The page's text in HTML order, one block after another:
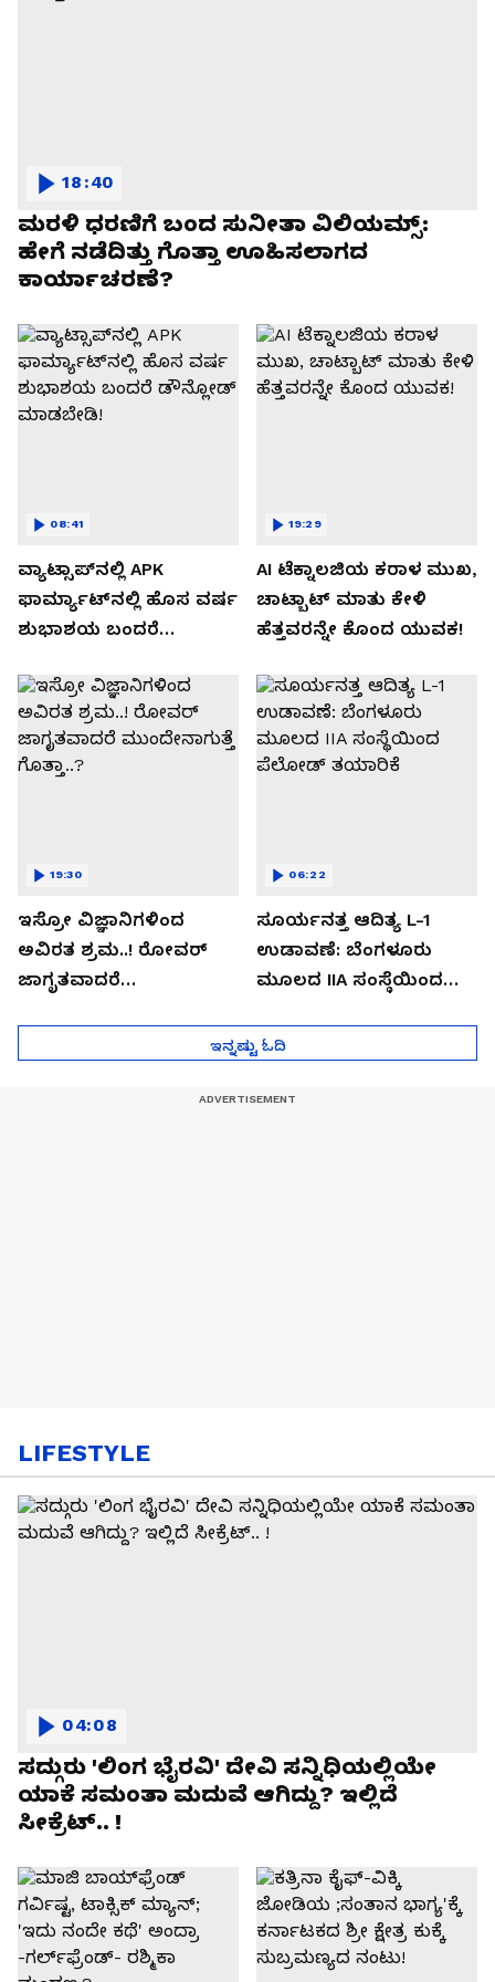
ಮರಳಿ ಧರಣಿಗೆ ಬಂದ ಸುನೀತಾ ವಿಲಿಯಮ್ಸ್:
ಹೇಗೆ ನಡೆದಿತ್ತು ಗೊತ್ತಾ ಊಹಿಸಲಾಗದ
ಕಾರ್ಯಾಚರಣೆ?
18:40
ವ್ಯಾಟ್ಸಾಪ್‌ನಲ್ಲಿ APK
ಫಾರ್ಮ್ಯಾಟ್‌ನಲ್ಲಿ ಹೊಸ ವರ್ಷ
ಶುಭಾಶಯ ಬಂದರೆ
08:41
AI ಟೆಕ್ನಾಲಜಿಯ ಕರಾಳ ಮುಖ,
ಚಾಟ್ಬಾಟ್ ಮಾತು ಕೇಳಿ
ಹೆತ್ತವರನ್ನೇ ಕೊಂದ ಯುವಕ!
19:29
ಇಸ್ರೋ ವಿಜ್ಞಾನಿಗಳಿಂದ
ಅವಿರತ ಶ್ರಮ..! ರೋವರ್
ಜಾಗೃತವಾದರೆ
19:30
ಸೂರ್ಯನತ್ತ ಆದಿತ್ಯ L-1
ಉಡಾವಣೆ: ಬೆಂಗಳೂರು
ಮೂಲದ IIA ಸಂಸ್ಥೆಯಿಂದ
06:22
ಇನ್ನಷ್ಟು ಓದಿ
LIFESTYLE
ಸದ್ಗುರು 'ಲಿಂಗ ಭೈರವಿ' ದೇವಿ ಸನ್ನಿಧಿಯಲ್ಲಿಯೇ
ಯಾಕೆ ಸಮಂತಾ ಮದುವೆ ಆಗಿದ್ದು? ಇಲ್ಲಿದೆ
ಸೀಕ್ರೆಟ್.. !
04:08